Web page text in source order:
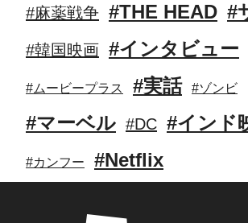
#麻薬戦争 #THE HEAD #
#韓国映画 #インタビュー
#ムービープラス #実話 #ゾンビ
#マーベル #DC #インド
#カンフー #Netflix